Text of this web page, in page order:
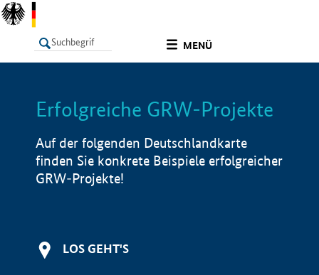
MENÜ
LISTE Info
Erfolgreiche GRW-Projekte
Auf der folgenden Deutschlandkarte
finden Sie konkrete Beispiele erfolgreicher
GRW-Projekte!
LOS GEHT'S